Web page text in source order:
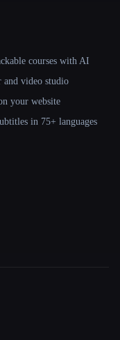
courses with AI
video studio
your website
in 75+ languages